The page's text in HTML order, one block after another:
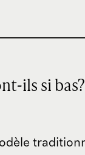
ils si bas?